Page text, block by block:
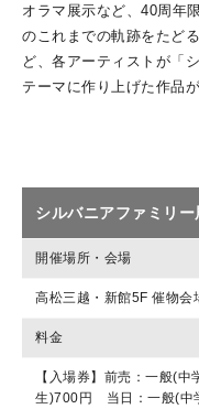
オラマ展示など、40周年
のこれまでの軌跡をたど
ど、各アーティストが「
テーマに作り上げた作品
シルバニアファミリ
開催場所・会場
高松三越・新館5F 催物会
料金
【入場券】前売：一般(
生)700円 当日：一般(中